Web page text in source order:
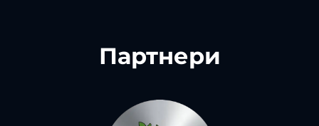
Партнери